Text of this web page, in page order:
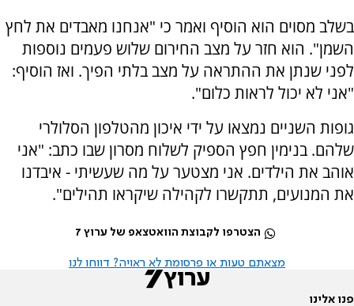
בשלב מסוים הוא הוסיף ואמר כי "אנחנו מאבדים את לחץ
השמן". הוא חזר על מצב החירום שלוש פעמים נוספות
לפני שנתן את ההתראה על מצב בלתי הפיך. ואז הוסיף:
"אני לא יכול לראות כלום".
גופות השניים נמצאו על ידי איכון מהטלפון הסלולרי
שלהם. בנימין חפץ הספיק לשלוח מסרון שבו כתב: "אני
אוהב את הילדים. אני מצטער על מה שעשיתי - איבדנו
את המנועים, תתקשרו לקהילה שיקראו תהילים".
הצטרפו לקבוצת הוואטצאפ של ערוץ 7
מצאתם טעות או פרסומת לא ראויה? דווחו לנו
פנו אלינו